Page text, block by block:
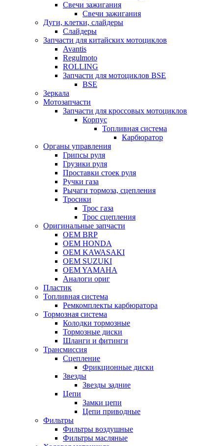
Свечи зажигания
Свечи зажигания
Дуги, клетки, слайдеры
Слайдеры
Запчасти для китайских мотоциклов
Avantis
Regulmoto
ROLLING
Запчасти для мотоциклов BSE
BSE
Зеркала
Мотозапчасти
Запчасти для кроссовых мотоциклов
Корпус
Топливная система
Карбюратор
Органы управления
Грипсы руля
Грузики руля
Проставки стоек руля
Ручки газа
Рычаги тормоза, сцепления
Тросики
Трос газа
Трос сцепления
Оригинальные запчасти
OEM BRP
OEM HONDA
OEM KAWASAKI
OEM SUZUKI
OEM YAMAHA
Аналоги ориг
Пластик
Топливная система
Ремкомплекты карбюратора
Тормозная система
Колодки тормозные
Тормозные диски
Шланги и фитинги
Трансмиссия
Cцепление
Фрикционные диски
Звезды
Звезды задние
Цепи
Замки цепи
Цепи приводные
Фильтры
Фильтры воздушные
Фильтры масляные